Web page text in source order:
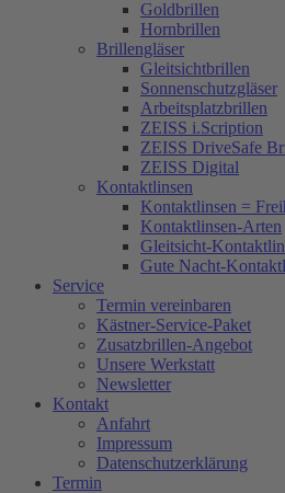
Goldbrillen
Hornbrillen
Brillengläser
Gleitsichtbrillen
Sonnenschutzgläser
Arbeitsplatzbrillen
ZEISS i.Scription
ZEISS DriveSafe
ZEISS Digital
Kontaktlinsen
Kontaktlinsen =
Kontaktlinsen-Arten
Gleitsicht-
Gute Nacht-
Service
Termin vereinbaren
Kästner-Service-Paket
Zusatzbrillen-Angebot
Unsere Werkstatt
Newsletter
Kontakt
Anfahrt
Impressum
Datenschutzerklärung
Termin